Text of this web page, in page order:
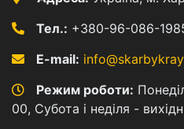
Тел.: +380-96-086-
E-mail:
Режим роботи:
00, Субота і неділя -